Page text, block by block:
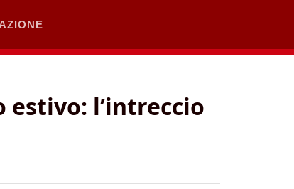
estivo: l’intreccio